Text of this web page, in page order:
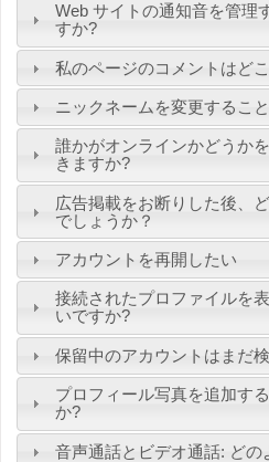
Web サイトの通知音を管理
すか?
私のページのコメントはど
ニックネームを変更するこ
誰かがオンラインかどうか
きますか?
広告掲載をお断りした後、
でしょうか？
アカウントを再開したい
接続されたプロファイルを
いですか?
保留中のアカウントはまだ
プロフィール写真を追加す
か?
音声通話とビデオ通話: どの